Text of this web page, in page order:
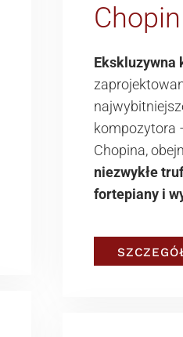
Chopin
Ekskluzywna
kompozytora
Chopina,
niezwykłe
fortepiany i